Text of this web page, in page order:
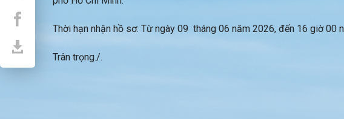
Thời hạn nhận hồ sơ: Từ ngày 09 tháng 06 năm 2026, đến 16 giờ 00
Trân trọng./.